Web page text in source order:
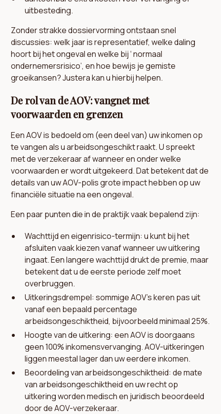
uitbesteding.
Zonder strakke dossiervorming ontstaan snel
discussies: welk jaar is representatief, welke daling
hoort bij het ongeval en welke bij ‘ normaal
ondernemersrisico’, en hoe bewijs je gemiste
groeikansen? Justera kan u hierbij helpen.
De rol van de AOV: vangnet met
voorwaarden en grenzen
Een AOV is bedoeld om (een deel van) uw inkomen op
te vangen als u arbeidsongeschikt raakt. U spreekt
met de verzekeraar af wanneer en onder welke
voorwaarden er wordt uitgekeerd. Dat betekent dat de
details van uw AOV-polis grote impact hebben op uw
financiële situatie na een ongeval.
Een paar punten die in de praktijk vaak bepalend zijn:
Wachttijd en eigenrisico-termijn: u kunt bij het
afsluiten vaak kiezen vanaf wanneer uw uitkering
ingaat. Een langere wachttijd drukt de premie, maar
betekent dat u de eerste periode zelf moet
overbruggen.
Uitkeringsdrempel: sommige AOV’s keren pas uit
vanaf een bepaald percentage
arbeidsongeschiktheid, bijvoorbeeld minimaal 25%.
Hoogte van de uitkering: een AOV is doorgaans
geen 100% inkomensvervanging. AOV-uitkeringen
liggen meestal lager dan uw eerdere inkomen.
Beoordeling van arbeidsongeschiktheid: de mate
van arbeidsongeschiktheid en uw recht op
uitkering worden medisch en juridisch beoordeeld
door de AOV-verzekeraar.